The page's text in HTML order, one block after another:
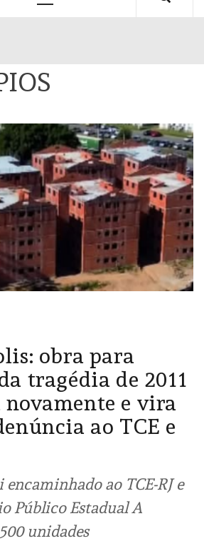
obra para
tragédia de 2011
novamente e vira
ao TCE e
ao TCE-RJ e
Público Estadual A
unidades